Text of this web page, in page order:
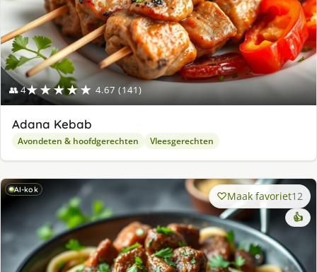
👥 4★★★★★ 4.67 (141)
Adana Kebab
Avondeten & hoofdgerechten Vleesgerechten
AI-kok Maak favoriet12
👍